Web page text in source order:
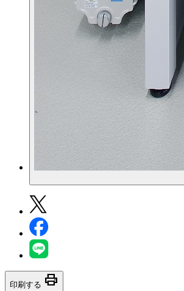
印刷する print